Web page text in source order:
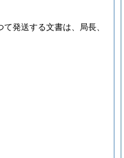
発送する文書は、局長、